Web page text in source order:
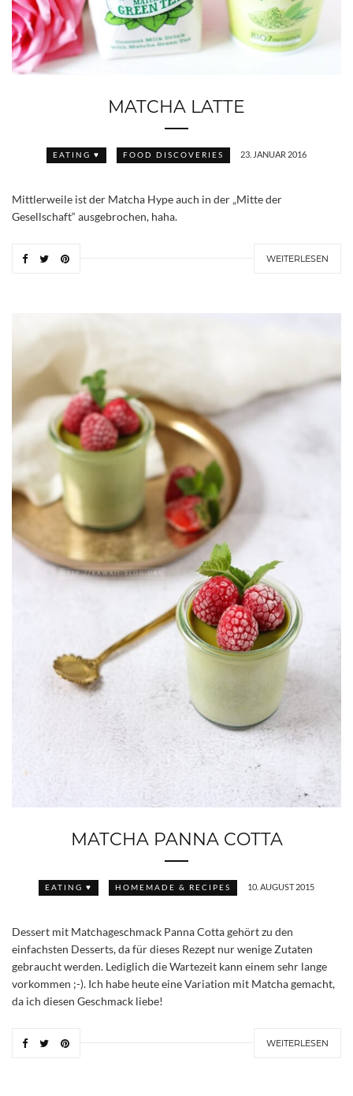
MATCHA LATTE
EATING ♥ FOOD DISCOVERIES 23. JANUAR 2016
Mittlerweile ist der Matcha Hype auch in der „Mitte der
Gesellschaft“ ausgebrochen, haha.
WEITERLESEN
MATCHA PANNA COTTA
EATING ♥ HOMEMADE & RECIPES 10. AUGUST 2015
Dessert mit Matchageschmack Panna Cotta gehört zu den
einfachsten Desserts, da für dieses Rezept nur wenige Zutaten
gebraucht werden. Lediglich die Wartezeit kann einem sehr lange
vorkommen ;-). Ich habe heute eine Variation mit Matcha gemacht,
da ich diesen Geschmack liebe!
WEITERLESEN